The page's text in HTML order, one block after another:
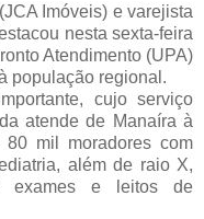
Imóveis) e varejista
nesta sexta-feira
Atendimento (UPA)
população regional.
cujo serviço
atende de Manaíra à
80 mil moradores com
além de raio X,
exames e leitos de